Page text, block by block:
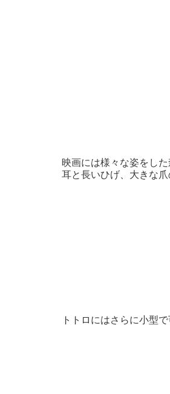
映画には様々な姿をし
耳と長いひげ、大きな爪
トトロにはさらに小型